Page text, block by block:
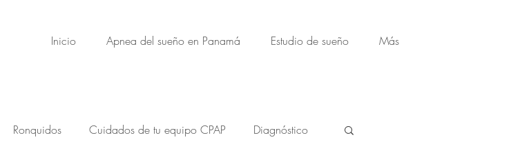
Inicio Apnea del sueño en Panamá Estudio de sueño Más
Ronquidos Cuidados de tu equipo CPAP Diagnóstico